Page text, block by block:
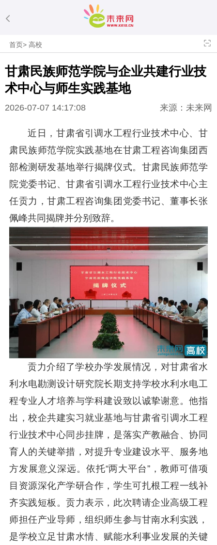
首页>高校
甘肃民族师范学院与企业共建行业技
术中心与师生实践基地
2026-07-07 14:17:08 来源：未来网
近日，甘肃省引调水工程行业技术中心、甘
肃民族师范学院实践基地在甘肃工程咨询集团西
部检测研发基地举行揭牌仪式。甘肃民族师范学
院党委书记、甘肃省引调水工程行业技术中心主
任贡力，甘肃工程咨询集团党委书记、董事长张
佩峰共同揭牌并分别致辞。
贡力介绍了学校办学发展情况，对甘肃省水
利水电勘测设计研究院长期支持学校水利水电工
程专业人才培养与学科建设致以诚挚谢意。他指
出，校企共建实习就业基地与甘肃省引调水工程
行业技术中心同步挂牌，是落实产教融合、协同
育人的关键举措，对提升专业建设水平、服务地
方发展意义深远。依托“两大平台”，教师可借项
目资源深化产学研合作，学生可扎根工程一线补
齐实践短板。贡力表示，此次聘请企业高级工程
师担任产业导师，组织师生参与甘南水利实践，
是学校立足甘肃水情、赋能水利事业发展的关键